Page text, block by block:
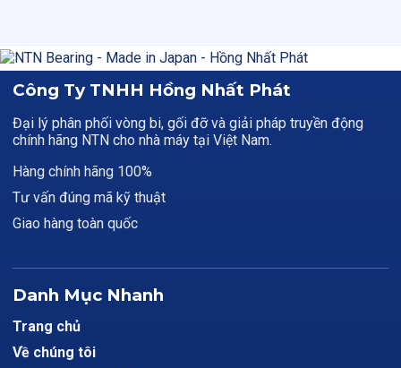
Công Ty TNHH Hồng Nhất Phát
Đại lý phân phối vòng bi, gối đỡ và giải pháp truyền động
chính hãng NTN cho nhà máy tại Việt Nam.
Hàng chính hãng 100%
Tư vấn đúng mã kỹ thuật
Giao hàng toàn quốc
Danh Mục Nhanh
Trang chủ
Về chúng tôi